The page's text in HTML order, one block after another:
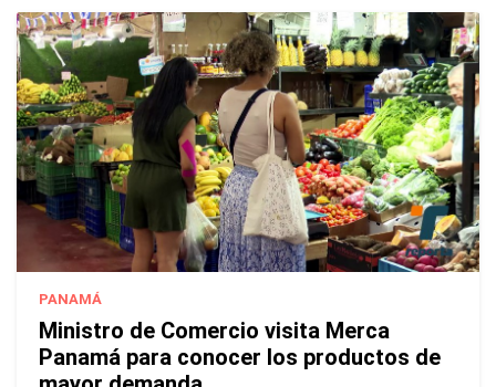
PANAMÁ
Ministro de Comercio visita Merca
Panamá para conocer los productos de